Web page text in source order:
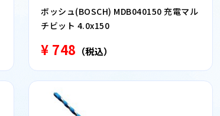
ボッシュ(BOSCH) MDB040150 充電マル
チビット 4.0x150
¥ 748 （税込）